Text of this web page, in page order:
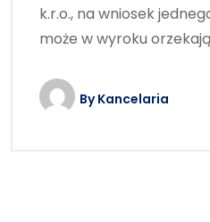
k.r.o., na wniosek
może w wyroku
ByKancelaria